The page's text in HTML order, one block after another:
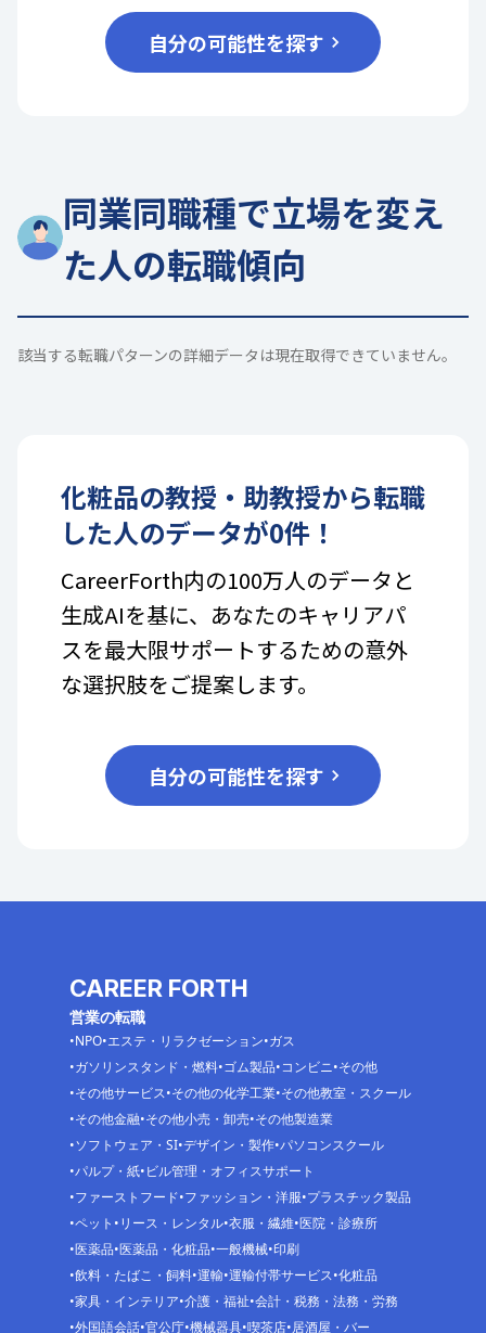
自分の可能性を探す
同業同職種で立場を変え
た人の転職傾向
該当する転職パターンの詳細データは現在取得できていません。
化粧品の教授・助教授から転職
した人のデータが0件！
CareerForth内の100万人のデータと
生成AIを基に、あなたのキャリアパ
スを最大限サポートするための意外
な選択肢をご提案します。
自分の可能性を探す
CAREER FORTH
営業の転職
NPO エステ・リラクゼーション ガス
ガソリンスタンド・燃料 ゴム製品 コンビニ その他
その他サービス その他の化学工業 その他教室・スクール
その他金融 その他小売・卸売 その他製造業
ソフトウェア・SI デザイン・製作 パソコンスクール
パルプ・紙 ビル管理・オフィスサポート
ファーストフード ファッション・洋服 プラスチック製品
ペット リース・レンタル 衣服・繊維 医院・診療所
医薬品 医薬品・化粧品 一般機械 印刷
飲料・たばこ・飼料 運輸 運輸付帯サービス 化粧品
家具・インテリア 介護・福祉 会計・税務・法務・労務
外国語会話 官公庁 機械器具 喫茶店 居酒屋・バー